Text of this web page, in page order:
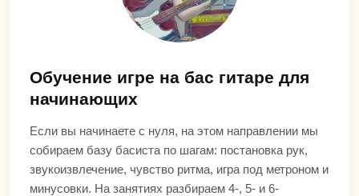
Обучение игре на бас гитаре для
начинающих
Если вы начинаете с нуля, на этом направлении мы
собираем базу басиста по шагам: постановка рук,
звукоизвлечение, чувство ритма, игра под метроном и
минусовки. На занятиях разбираем 4-, 5- и 6-